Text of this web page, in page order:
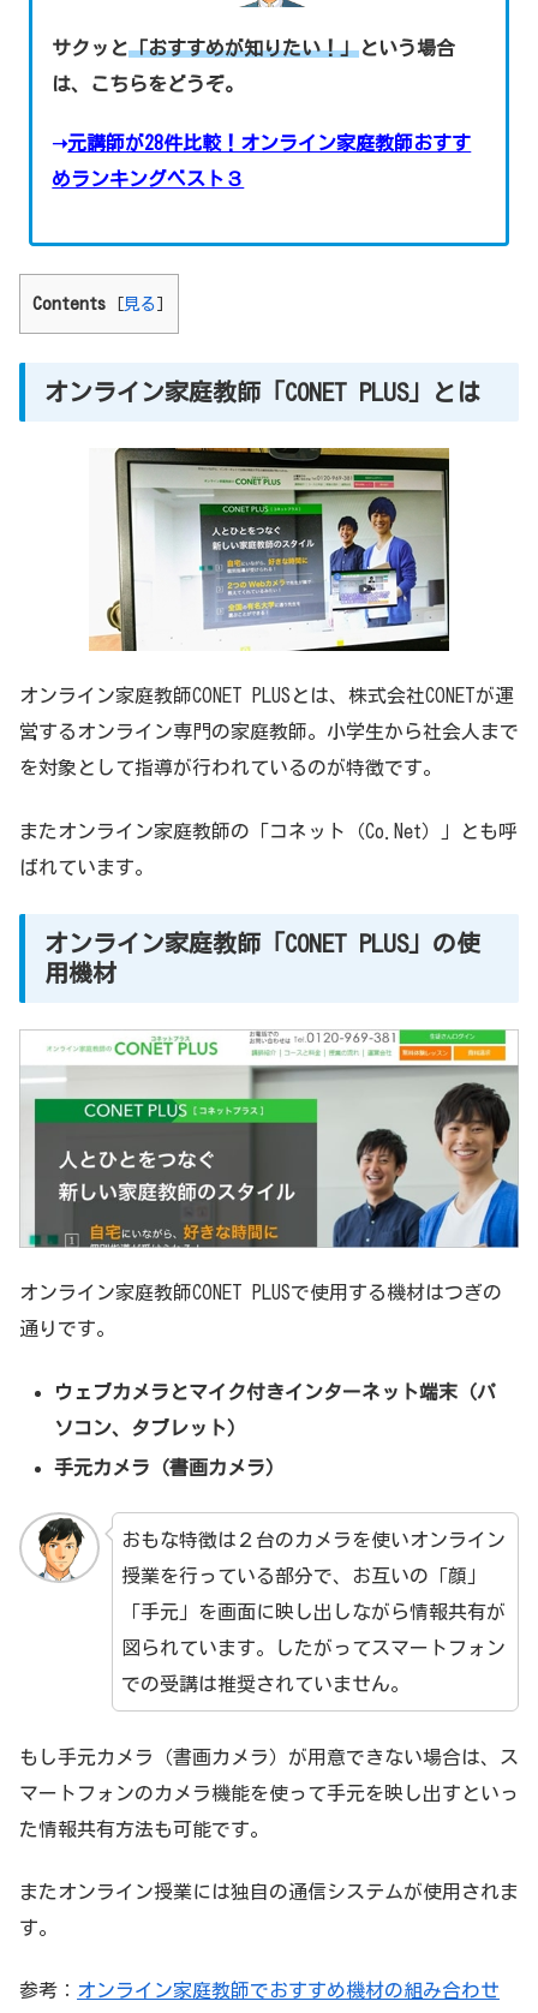
サクッと「おすすめが知りたい！」という場合
は、こちらをどうぞ。
➝元講師が28件比較！オンライン家庭教師おすす
めランキングベスト３
Contents [見る]
オンライン家庭教師「CONET PLUS」とは
オンライン家庭教師CONET PLUSとは、株式会社CONETが運
営するオンライン専門の家庭教師。小学生から社会人まで
を対象として指導が行われているのが特徴です。
またオンライン家庭教師の「コネット（Co.Net）」とも呼
ばれています。
オンライン家庭教師「CONET PLUS」の使
用機材
オンライン家庭教師CONET PLUSで使用する機材はつぎの
通りです。
ウェブカメラとマイク付きインターネット端末（パ
ソコン、タブレット）
手元カメラ（書画カメラ）
おもな特徴は２台のカメラを使いオンライン
授業を行っている部分で、お互いの「顔」
「手元」を画面に映し出しながら情報共有が
図られています。したがってスマートフォン
での受講は推奨されていません。
もし手元カメラ（書画カメラ）が用意できない場合は、ス
マートフォンのカメラ機能を使って手元を映し出すといっ
た情報共有方法も可能です。
またオンライン授業には独自の通信システムが使用されま
す。
参考： オンライン家庭教師でおすすめ機材の組み合わせ